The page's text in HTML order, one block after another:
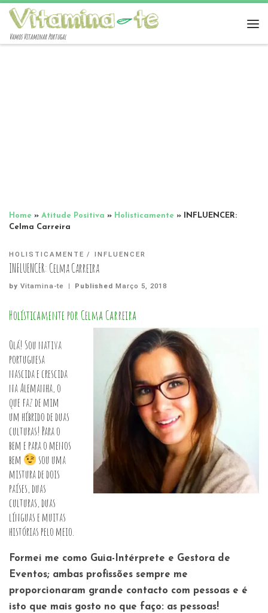
Vamos Vitaminar Portugal
Home » Atitude Positiva » Holisticamente »
INFLUENCER:
Celma Carreira
HOLISTICAMENTE INFLUENCER
INFLUENCER: Celma Carreira
by Vitamina-te | PublishedMarço 5, 2018
Holísticamente por Celma Carreira
Olá! Sou nativa
portuguesa
nascida e crescida
na Alemanha, o
que faz de mim
um híbrido de duas
culturas! Para o
bem e para o menos
bem
sou uma
mistura de dois
países, duas
culturas, duas
línguas e muitas
histórias pelo meio.
Formei me como Guia-Intérprete e Gestora de
Eventos; ambas profissões sempre me
proporcionaram grande contacto com pessoas e é
isto que mais gosto no que faço: as pessoas!